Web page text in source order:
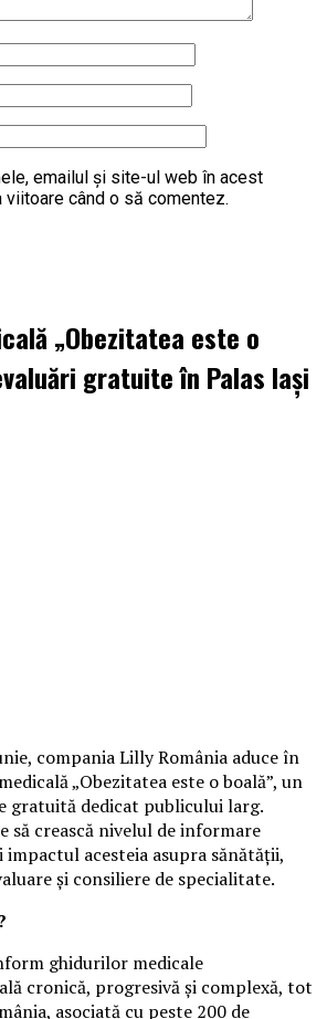
emailul și site-ul web în acest
viitoare când o să comentez.
„Obezitatea este o
gratuite în Palas Iași
compania Lilly România aduce în
„Obezitatea este o boală”, un
gratuită dedicat publicului larg.
crească nivelul de informare
acesteia asupra sănătății,
și consiliere de specialitate.
ghidurilor medicale
cronică, progresivă și complexă, tot
asociată cu peste 200 de